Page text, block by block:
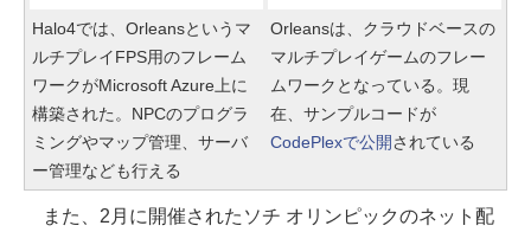
Halo4では、Orleansというマ
ルチプレイFPS用のフレーム
ワークがMicrosoft Azure上に
構築された。NPCのプログラ
ミングやマップ管理、サーバ
ー管理なども行える
Orleansは、クラウドベースの
マルチプレイゲームのフレー
ムワークとなっている。現
在、サンプルコードが
CodePlexで公開 されている
また、2月に開催されたソチ オリンピックのネット配